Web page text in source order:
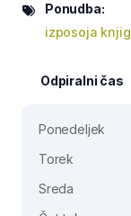
Ponudba:
izposoja knjig
Odpiralni čas
Ponedeljek
Torek
Sreda